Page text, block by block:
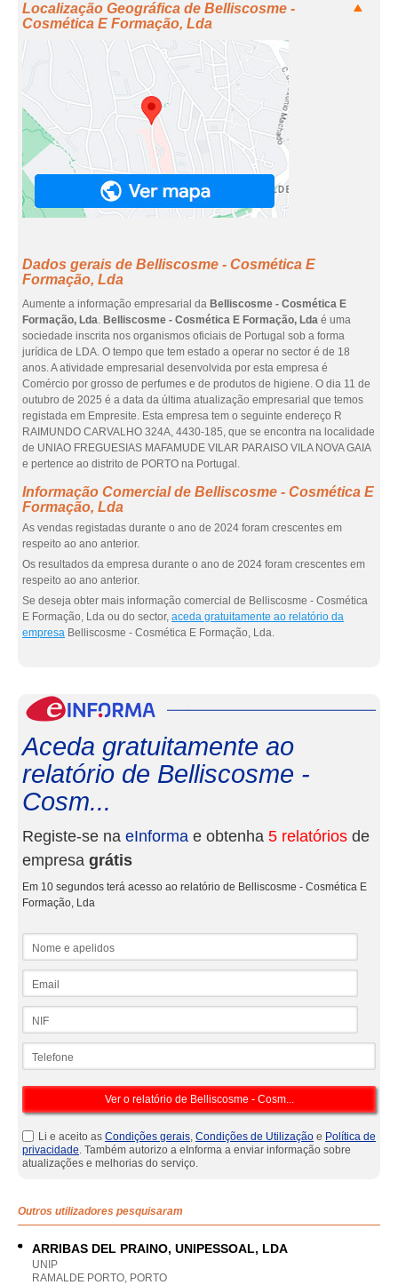
Localização Geográfica de Belliscosme -
Cosmética E Formação, Lda
Dados gerais de Belliscosme - Cosmética E
Formação, Lda
Aumente a informação empresarial da Belliscosme - Cosmética E
Formação, Lda. Belliscosme - Cosmética E Formação, Lda é uma
sociedade inscrita nos organismos oficiais de Portugal sob a forma
jurídica de LDA. O tempo que tem estado a operar no sector é de 18
anos. A atividade empresarial desenvolvida por esta empresa é
Comércio por grosso de perfumes e de produtos de higiene. O dia 11 de
outubro de 2025 é a data da última atualização empresarial que temos
registada em Empresite. Esta empresa tem o seguinte endereço R
RAIMUNDO CARVALHO 324A, 4430-185, que se encontra na localidade
de UNIAO FREGUESIAS MAFAMUDE VILAR PARAISO VILA NOVA GAIA
e pertence ao distrito de PORTO na Portugal.
Informação Comercial de Belliscosme - Cosmética E
Formação, Lda
As vendas registadas durante o ano de 2024 foram crescentes em
respeito ao ano anterior.
Os resultados da empresa durante o ano de 2024 foram crescentes em
respeito ao ano anterior.
Se deseja obter mais informação comercial de Belliscosme - Cosmética
E Formação, Lda ou do sector, aceda gratuitamente ao relatório da
empresa Belliscosme - Cosmética E Formação, Lda.
Aceda gratuitamente ao
relatório de Belliscosme -
Cosm...
Registe-se na eInforma e obtenha 5 relatórios de
empresa grátis
Em 10 segundos terá acesso ao relatório de Belliscosme - Cosmética E
Formação, Lda
Li e aceito as Condições gerais, Condições de Utilização e Política de
privacidade. Também autorizo a eInforma a enviar informação sobre
atualizações e melhorias do serviço.
Outros utilizadores pesquisaram
ARRIBAS DEL PRAINO, UNIPESSOAL, LDA
UNIP
RAMALDE PORTO, PORTO